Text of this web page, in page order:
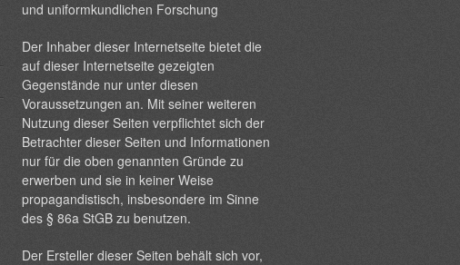
und uniformkundlichen Forschung
Der Inhaber dieser Internetseite bietet die
auf dieser Internetseite gezeigten
Gegenstände nur unter diesen
Voraussetzungen an. Mit seiner weiteren
Nutzung dieser Seiten verpflichtet sich der
Betrachter dieser Seiten und Informationen
nur für die oben genannten Gründe zu
erwerben und sie in keiner Weise
propagandistisch, insbesondere im Sinne
des § 86a StGB zu benutzen.
Der Ersteller dieser Seiten behält sich vor,